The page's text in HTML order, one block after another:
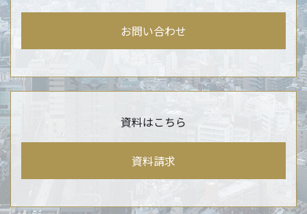
お問い合わせ
資料はこちら
資料請求